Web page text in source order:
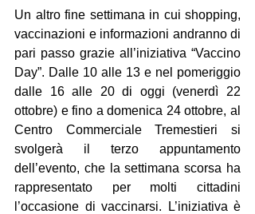
Un altro fine settimana in cui shopping,
vaccinazioni e informazioni andranno di
pari passo grazie all’iniziativa “Vaccino
Day”. Dalle 10 alle 13 e nel pomeriggio
dalle 16 alle 20 di oggi (venerdì 22
ottobre) e fino a domenica 24 ottobre, al
Centro Commerciale Tremestieri si
svolgerà il terzo appuntamento
dell’evento, che la settimana scorsa ha
rappresentato per molti cittadini
l’occasione di vaccinarsi. L’iniziativa è